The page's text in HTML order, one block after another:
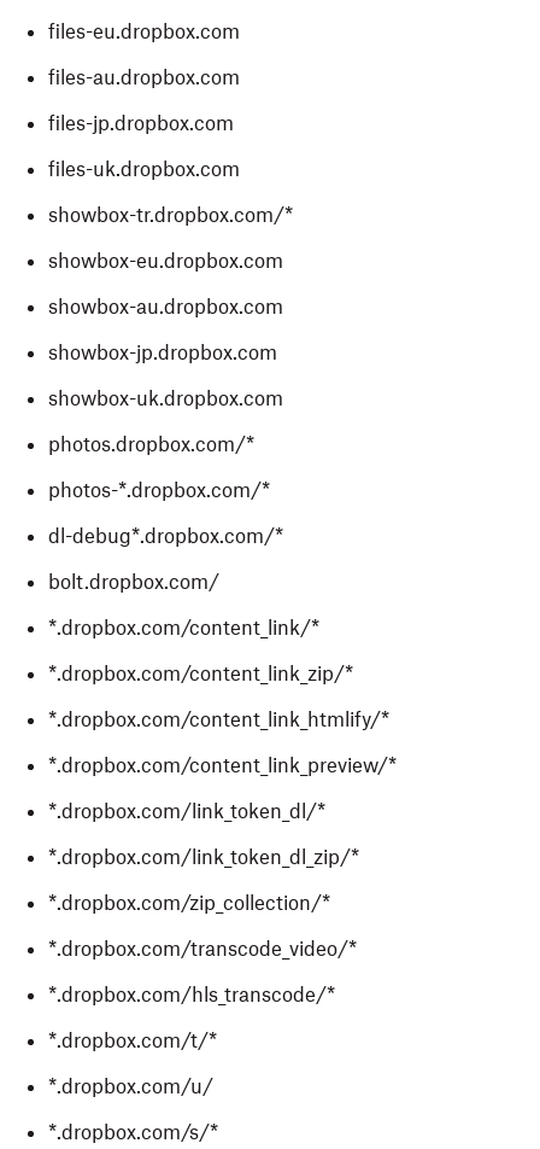
files-eu.dropbox.com
files-au.dropbox.com
files-jp.dropbox.com
files-uk.dropbox.com
showbox-tr.dropbox.com/*
showbox-eu.dropbox.com
showbox-au.dropbox.com
showbox-jp.dropbox.com
showbox-uk.dropbox.com
photos.dropbox.com/*
photos-*.dropbox.com/*
dl-debug*.dropbox.com/*
bolt.dropbox.com/
*.dropbox.com/content_link/*
*.dropbox.com/content_link_zip/*
*.dropbox.com/content_link_htmlify/*
*.dropbox.com/content_link_preview/*
*.dropbox.com/link_token_dl/*
*.dropbox.com/link_token_dl_zip/*
*.dropbox.com/zip_collection/*
*.dropbox.com/transcode_video/*
*.dropbox.com/hls_transcode/*
*.dropbox.com/t/*
*.dropbox.com/u/
*.dropbox.com/s/*